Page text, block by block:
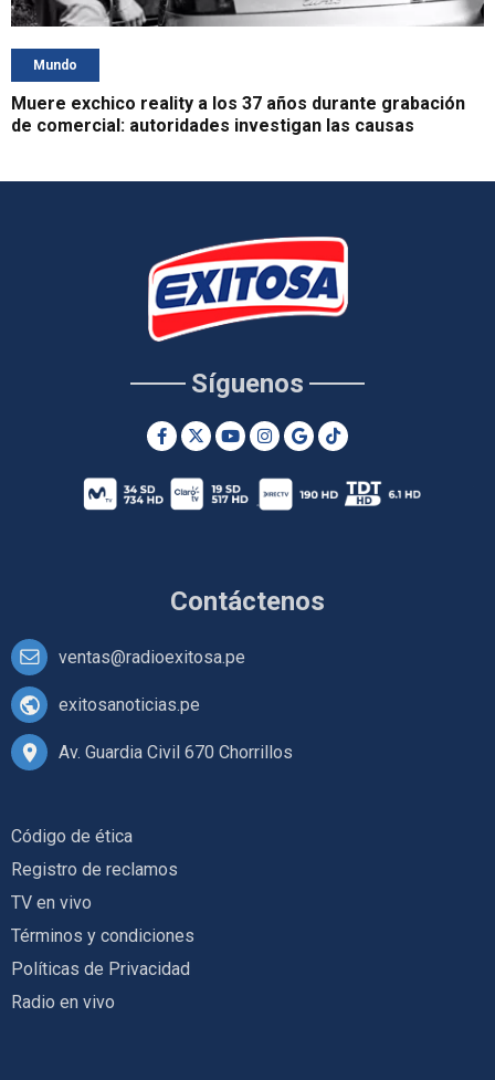
Mundo
Muere exchico reality a los 37 años durante grabación
de comercial: autoridades investigan las causas
Contáctenos
ventas@radioexitosa.pe
exitosanoticias.pe
Av. Guardia Civil 670 Chorrillos
Síguenos
Código de ética
Registro de reclamos
TV en vivo
Términos y condiciones
Políticas de Privacidad
Radio en vivo